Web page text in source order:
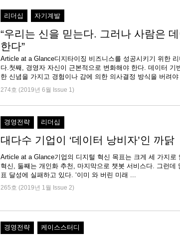
리더십 자기계발
“우리는 신을 믿는다. 그러나 사람은
한다”
Article at a Glance디지타이징 비즈니스를 성공시키기 위한
다.첫째, 경영자 자신이 근본적으로 변화해야 한다. 데이터 기
274호 (2019년 6월 Issue 1)
경영전략 리더십
대다수 기업이 ‘데이터 낭비자’인 까닭
Article at a Glance기업의 디지털 혁신 목표는 크게 세 가지로
혁신, 둘째는 개인화 추천, 마지막으로 챗봇 서비스다. 그런데
표 달성에 실패하고 있다. ‘이미 와 버린 미래 ...
265호 (2019년 1월 Issue 2)
경영전략 케이스스터디